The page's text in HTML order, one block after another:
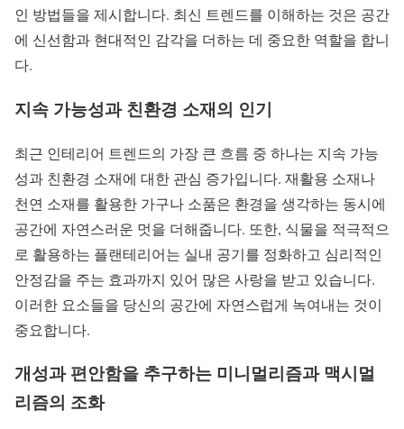
인 방법들을 제시합니다. 최신 트렌드를 이해하는 것은 공간
에 신선함과 현대적인 감각을 더하는 데 중요한 역할을 합니
다.
지속 가능성과 친환경 소재의 인기
최근 인테리어 트렌드의 가장 큰 흐름 중 하나는 지속 가능
성과 친환경 소재에 대한 관심 증가입니다. 재활용 소재나
천연 소재를 활용한 가구나 소품은 환경을 생각하는 동시에
공간에 자연스러운 멋을 더해줍니다. 또한, 식물을 적극적으
로 활용하는 플랜테리어는 실내 공기를 정화하고 심리적인
안정감을 주는 효과까지 있어 많은 사랑을 받고 있습니다.
이러한 요소들을 당신의 공간에 자연스럽게 녹여내는 것이
중요합니다.
개성과 편안함을 추구하는 미니멀리즘과 맥시멀
리즘의 조화